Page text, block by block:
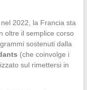
2022, la Francia sta
oltre il semplice corso
sostenuti dalla
(che coinvolge i
sul rimettersi in